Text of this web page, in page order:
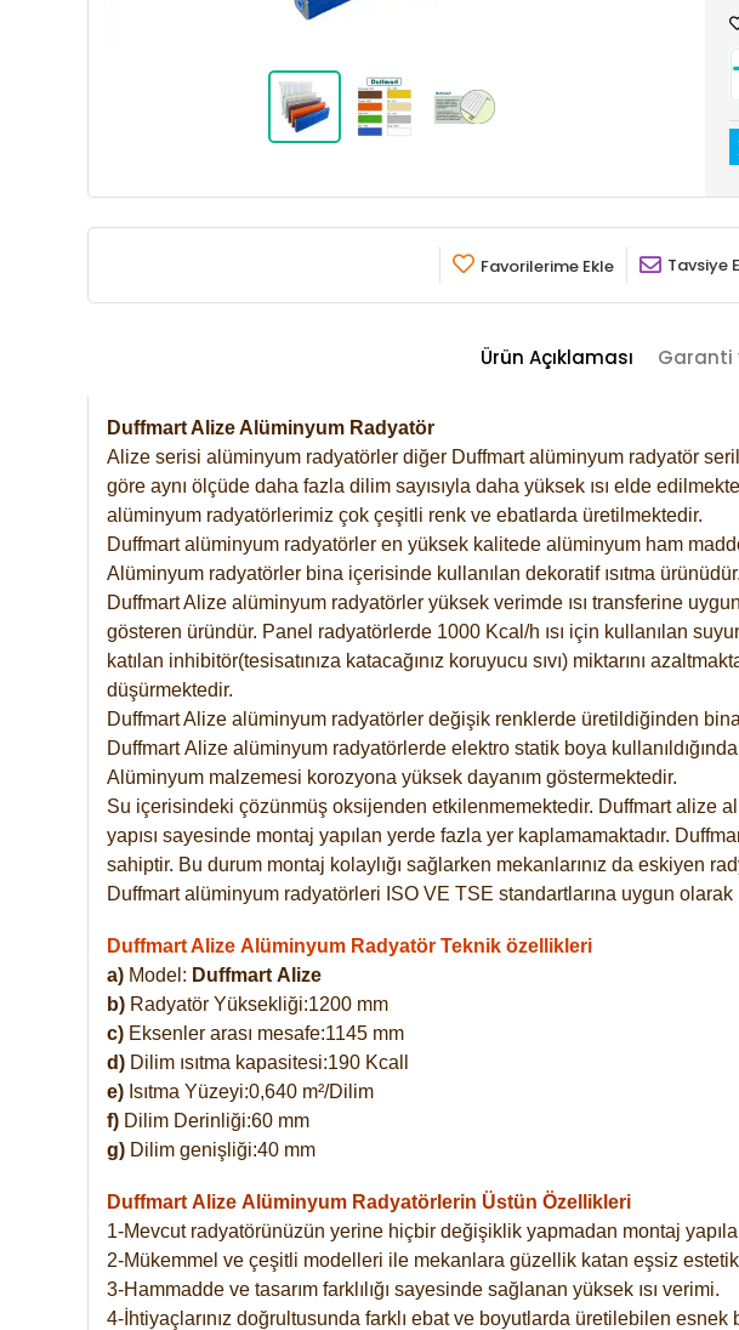
Favorilerime Ekle Tavsiye
Ürün Açıklaması Garanti
Duffmart Alize Alüminyum Radyatör
Alize serisi alüminyum radyatörler diğer Duffmart alüminyum radyatör
göre aynı ölçüde daha fazla dilim sayısıyla daha yüksek ısı elde
alüminyum radyatörlerimiz çok çeşitli renk ve ebatlarda üretilmektedir.
Duffmart alüminyum radyatörler en yüksek kalitede alüminyum ham
Alüminyum radyatörler bina içerisinde kullanılan dekoratif ısıtma ürünüdür.
Duffmart Alize alüminyum radyatörler yüksek verimde ısı transferine
gösteren üründür. Panel radyatörlerde 1000 Kcal/h ısı için kullanılan
katılan inhibitör(tesisatınıza katacağınız koruyucu sıvı) miktarını
düşürmektedir.
Duffmart Alize alüminyum radyatörler değişik renklerde üretildiğinden
DuffmartAlize alüminyum radyatörlerde elektro statik boya
Alüminyum malzemesi korozyona yüksek dayanım göstermektedir.
Su içerisindeki çözünmüş oksijenden etkilenmemektedir. Duffmart alize
yapısı sayesinde montaj yapılan yerde fazla yer kaplamamaktadır.
sahiptir. Bu durum montaj kolaylığı sağlarken mekanlarınız da eskiyen
Duffmart alüminyum radyatörleri ISO VE TSE standartlarına uygun olarak
Duffmart Alize Alüminyum Radyatör Teknik özellikleri
a) Model: Duffmart Alize
b) Radyatör Yüksekliği:1200 mm
c) Eksenler arası mesafe:1145 mm
d) Dilim ısıtma kapasitesi:190 Kcall
e) Isıtma Yüzeyi:0,640 m²/Dilim
f) Dilim Derinliği:60 mm
g) Dilim genişliği:40 mm
Duffmart Alize Alüminyum Radyatörlerin Üstün Özellikleri
1-Mevcut radyatörünüzün yerine hiçbir değişiklik yapmadan montaj
2-Mükemmel ve çeşitli modelleri ile mekanlara güzellik katan eşsiz estetik
3-Hammadde ve tasarım farklılığı sayesinde sağlanan yüksek ısı verimi.
4-İhtiyaçlarınız doğrultusunda farklı ebat ve boyutlarda üretilebilen esnek